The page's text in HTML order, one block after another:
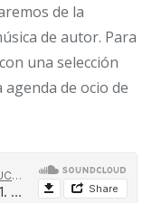
de la
de autor. Para
una selección
de ocio de